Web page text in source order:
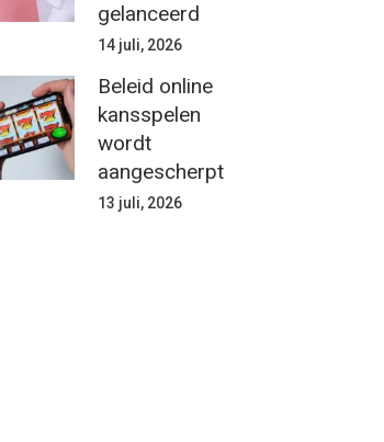
gelanceerd
14 juli, 2026
Beleid online
kansspelen
wordt
aangescherpt
13 juli, 2026